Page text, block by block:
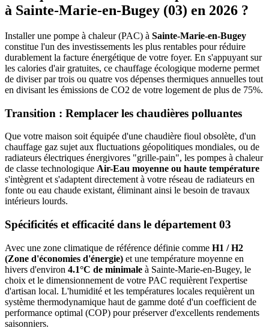
à Sainte-Marie-en-Bugey (03) en 2026 ?
Installer une pompe à chaleur (PAC) à Sainte-Marie-en-Bugey
constitue l'un des investissements les plus rentables pour réduire
durablement la facture énergétique de votre foyer. En s'appuyant sur
les calories d'air gratuites, ce chauffage écologique moderne permet
de diviser par trois ou quatre vos dépenses thermiques annuelles tout
en divisant les émissions de CO2 de votre logement de plus de 75%.
Transition : Remplacer les chaudières polluantes
Que votre maison soit équipée d'une chaudière fioul obsolète, d'un
chauffage gaz sujet aux fluctuations géopolitiques mondiales, ou de
radiateurs électriques énergivores "grille-pain", les pompes à chaleur
de classe technologique Air-Eau moyenne ou haute température
s'intègrent et s'adaptent directement à votre réseau de radiateurs en
fonte ou eau chaude existant, éliminant ainsi le besoin de travaux
intérieurs lourds.
Spécificités et efficacité dans le département 03
Avec une zone climatique de référence définie comme H1 / H2
(Zone d'économies d'énergie) et une température moyenne en
hivers d'environ 4.1°C de minimale à Sainte-Marie-en-Bugey, le
choix et le dimensionnement de votre PAC requièrent l'expertise
d'artisan local. L'humidité et les températures locales requièrent un
système thermodynamique haut de gamme doté d'un coefficient de
performance optimal (COP) pour préserver d'excellents rendements
saisonniers.